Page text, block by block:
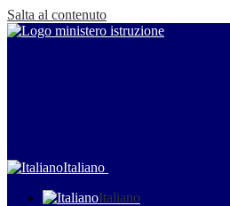
Salta al contenuto
Italiano
Italiano